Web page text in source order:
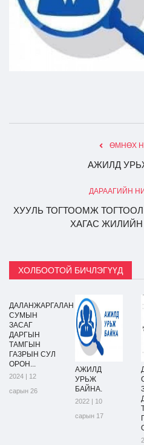
ӨМНӨХ
АЖИЛД
ДАРААГИЙН
ХУУЛЬ ТОГТООМЖ
ХАГАС
ХОЛБООТОЙ БИЧЛЭГҮҮД
ДАЛАНЖАРГАЛАН
СУМЫН
ЗАСАГ
ДАРГЫН
ТАМГЫН
ГАЗРЫН СУЛ
ОРОН...
2024 | 12
сарын 26
АЖИЛД
УРЬЖ
БАЙНА.
2022 | 10
сарын 17